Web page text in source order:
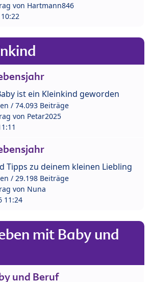
von Hartmann846
ist ein Kleinkind geworden
/ 74.093 Beiträge
von Petar2025
Tipps zu deinem kleinen Liebling
/ 29.198 Beiträge
von Nuna
11:24
mit Baby und
und Beruf